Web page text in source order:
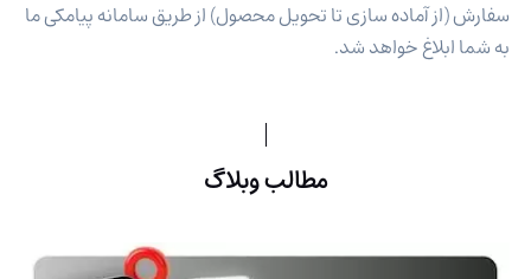
سفارش (از آماده سازی تا تحویل محصول) از طریق سامانه پیامکی ما
به شما ابلاغ خواهد شد.
مطالب وبلاگ